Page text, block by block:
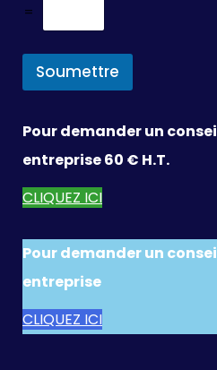
=
Soumettre
Pour demander un
entreprise 60 € H.T.
CLIQUEZ ICI
Pour demander un
entreprise
CLIQUEZ ICI